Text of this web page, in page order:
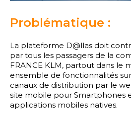
Problématique :
La plateforme D@llas doit
par tous les passagers de la
FRANCE KLM, partout dans le
ensemble de fonctionnalités
canaux de distribution par le
site mobile pour Smartphones
applications mobiles natives.